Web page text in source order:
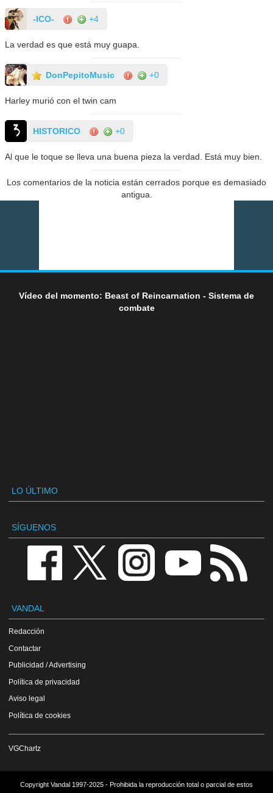
-ICO- +4
La verdad es que está muy guapa.
DonPepitoMusic +0
Harley murió con el twin cam
HISTORICO +0
Al que le toque se lleva una buena pieza la verdad. Está muy bien.
Los comentarios de la noticia están cerrados porque es demasiado
antigua.
Vídeo del momento: Beast of Reincarnation - Sistema de
combate
LO ÚLTIMO
SÍGUENOS
VANDAL
Redacción
Contactar
Publicidad / Advertising
Política de privacidad
Aviso legal
Política de cookies
VGChartz
Copyright Vandal 1997-2025 - Prohibida la reproducción total o parcial de estos